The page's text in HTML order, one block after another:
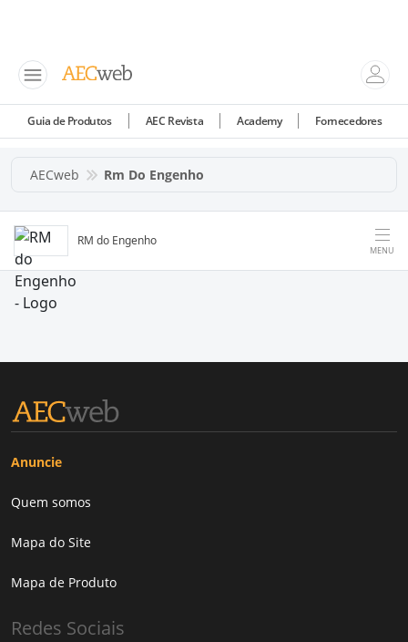
Guia de Produtos AEC Revista Academy Fornecedores
AECweb Rm Do Engenho
RM do Engenho
MENU
Anuncie
Quem somos
Mapa do Site
Mapa de Produto
Redes Sociais